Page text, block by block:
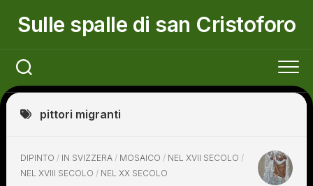
Sulle spalle di san Cristoforo
pittori migranti
DIPINTO / IN SVIZZERA / MOSAICO / NEL XVII SECOLO /
NEL XVIII SECOLO / NEL XX SECOLO